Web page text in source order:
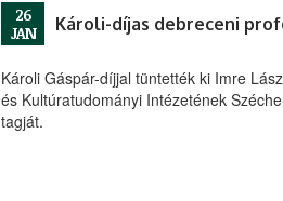
26
JAN
Károli-díjas debreceni
Károli Gáspár-díjjal tüntették ki Imre
és Kultúratudományi Intézetének
tagját.